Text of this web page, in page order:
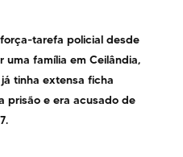
tarefa policial desde
uma família em Ceilândia,
tinha extensa ficha
prisão e era acusado de